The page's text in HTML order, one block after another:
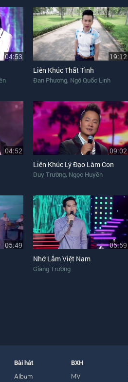
04:53
19:12
Liên Khúc Thất Tình
Đan Phương, Ngô Quốc Linh
04:52
09:02
Liên Khúc Lý Đạo Làm Con
Duy Trường, Ngọc Huyền
05:49
05:59
Nhớ Lắm Việt Nam
Giang Trường
Bài hát
Album
BXH
MV